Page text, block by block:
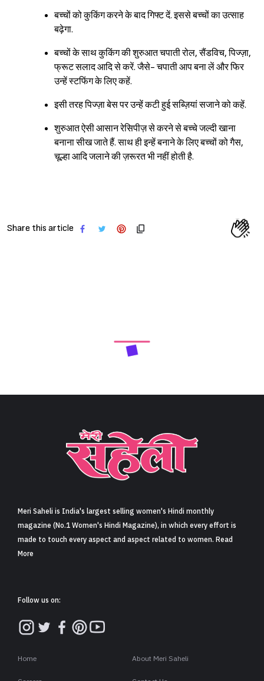
बच्चों को कुकिंग करने के बाद गिफ्ट दें. इससे बच्चों का उत्साह
बढ़ेगा.
बच्चों के साथ कुकिंग की शुरुआत चपाती रोल, सैंडविच, पिज्ज़ा,
फ्रूट सलाद आदि से करें. जैसे- चपाती आप बना लें और फिर
उन्हें स्टफिंग के लिए कहें.
इसी तरह पिज्ज़ा बेस पर उन्हें कटी हुई सब्ज़ियां सजाने को कहें.
शुरुआत ऐसी आसान रेसिपीज़ से करने से बच्चे जल्दी खाना
बनाना सीख जाते हैं. साथ ही इन्हें बनाने के लिए बच्चों को गैस,
चूल्हा आदि जलाने की ज़रूरत भी नहीं होती है.
Share this article
Meri Saheli is India's largest selling women's Hindi monthly
magazine (No.1 Women's Hindi Magazine), in which every effort is
made to touch every aspect and aspect related to women. Read
More
Follow us on:
Home About Meri Saheli